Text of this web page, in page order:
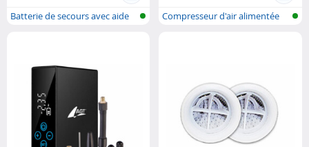
Batterie de secours avec aide
Compresseur d'air alimentée